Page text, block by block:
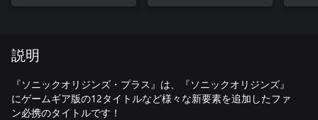
説明
『ソニックオリジンズ・プラス』は、『ソニックオリジンズ』
にゲームギア版の12タイトルなど様々な新要素を追加したファ
ン必携のタイトルです！